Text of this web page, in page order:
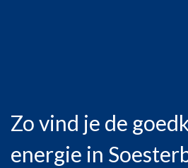
Zo vind je de
energie in